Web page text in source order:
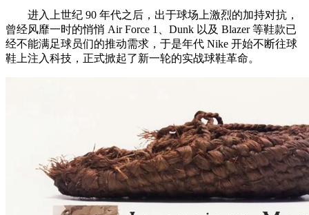
进入上世纪 90 年代之后，出于球场上激烈的加持对抗，
曾经风靡一时的悄悄 Air Force 1、Dunk 以及 Blazer 等鞋款已
经不能满足球员们的推动需求，于是年代 Nike 开始不断往球
鞋上注入科技，正式掀起了新一轮的实战球鞋革命。